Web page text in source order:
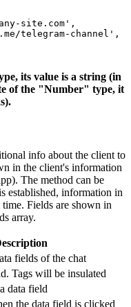
site.com',
telegram-channel',
its value is a string (in
of the "Number" type, it
info about the client to
in the client's information
The method can be
established, information in
Fields are shown in
array.
fields of the chat
Tags will be insulated
data field
the data field is clicked